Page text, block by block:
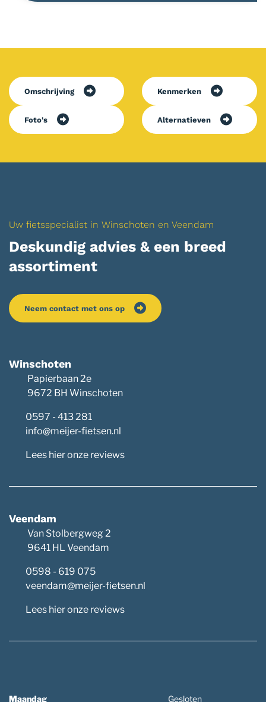
Omschrijving Kenmerken
Foto's Alternatieven
Uw fietsspecialist in Winschoten en Veendam
Deskundig advies & een breed
assortiment
Neem contact met ons op
Winschoten
Papierbaan 2e
9672 BH Winschoten
0597 - 413 281
info@meijer-fietsen.nl
Lees hier onze reviews
Veendam
Van Stolbergweg 2
9641 HL Veendam
0598 - 619 075
veendam@meijer-fietsen.nl
Lees hier onze reviews
Maandag Gesloten